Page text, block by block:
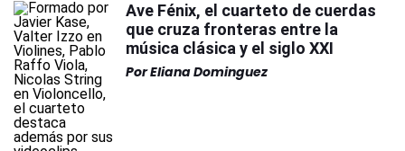
Ave Fénix, el cuarteto de cuerdas
que cruza fronteras entre la
música clásica y el siglo XXI
PorEliana Dominguez